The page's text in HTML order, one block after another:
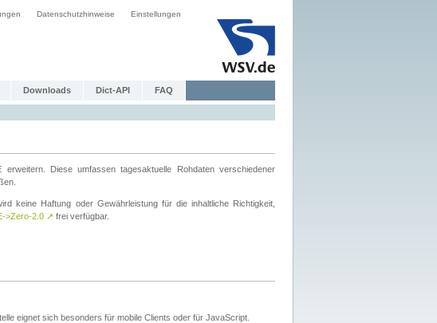
Datenschutzhinweise Einstellungen
Downloads Dict-API FAQ
Diese umfassen tagesaktuelle Rohdaten verschiedener
keine Haftung oder Gewährleistung für die inhaltliche Richtigkeit,
>Zero-2.0 ↗ frei verfügbar.
eignet sich besonders für mobile Clients oder für JavaScript.